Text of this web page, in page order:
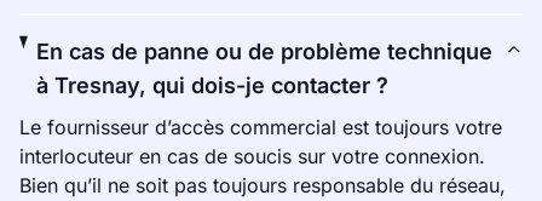
En cas de panne ou de problème technique
à Tresnay, qui dois-je contacter ?
Le fournisseur d’accès commercial est toujours votre
interlocuteur en cas de soucis sur votre connexion.
Bien qu’il ne soit pas toujours responsable du réseau,